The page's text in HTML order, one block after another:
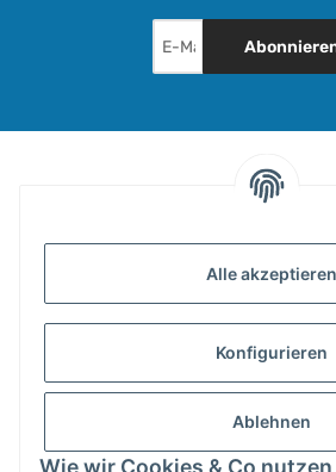
Alle akzeptieren
Konfigurieren
Ablehnen
Wie wir Cookies & Co nutzen
GESETZLICHE
ZAHLUNG &
MEIN KONTO